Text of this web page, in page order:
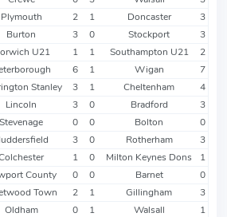
Plymouth 2 1 Doncaster 3
Burton 3 0 Stockport 3
U21 1 1 Southampton U21 2
6 1 Wigan 7
Stanley 3 1 Cheltenham 4
Lincoln 3 0 Bradford 3
Stevenage 0 0 Bolton 0
3 0 Rotherham 3
1 0 Milton Keynes Dons 1
County 0 0 Barnet 0
Town 2 1 Gillingham 3
Oldham 0 1 Walsall 1